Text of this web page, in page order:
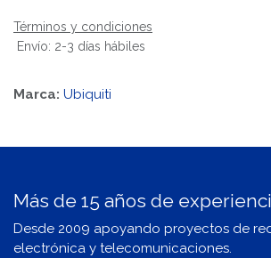
Términos y condiciones
Envío: 2-3 días hábiles
Marca: Ubiquiti
Más de 15 años de
Desde 2009 apoyando proyectos de
electrónica y telecomunicaciones.